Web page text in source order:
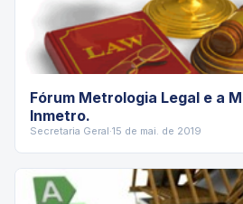
Fórum Metrologia Legal e a
Inmetro.
Secretaria Geral·15 de mai. de 2019